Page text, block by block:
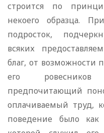
строится по
некоего образца.
подросток,
всяких
благ, от возможности
его ровесников
предпочитающий
оплачиваемый труд,
поведение было